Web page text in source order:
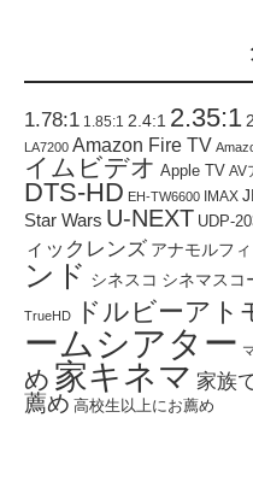
1.78:1 1.85:1 2.4:1 2.35:1
LA7200 Amazon Fire TV
イムビデオ Apple TV AV
DTS-HD EH-TW6600 IMAX
Star Wars U-NEXT UDP-
ィックレンズ アナモルフ
ンド シネスコ シネマスコ
TrueHD ドルビーアト
ームシアター
め 家キネマ 家族
薦め 高校生以上にお薦め